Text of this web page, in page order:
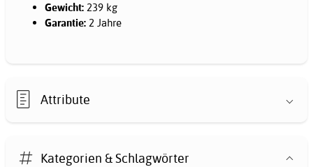
Gewicht: 239 kg
Garantie: 2 Jahre
Attribute
Kategorien & Schlagwörter